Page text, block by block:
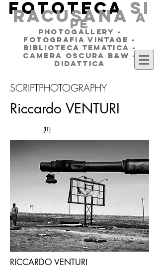
FOTOTECA SI
RACUSANAa
pe
PHOTOGALLERY -
FOTOGRAFIA VINTAGE -
BIBLIOTECA TEMATICA -
CAMERA OSCURA B&W -
DIDATTICA
SCRIPTPHOTOGRAPHY
Riccardo VENTURI
(IT)
RICCARDO VENTURI